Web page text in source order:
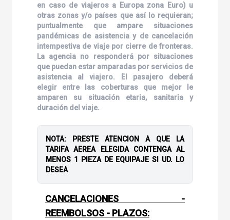
en caso de viajeros a Europa zona Euro) u
otras zonas y/o países que así lo requieran;
puntualmente que ampare situaciones
pandémicas de asistencia y de cancelación
intempestiva de viaje por cierre de fronteras.
La agencia no responderá por situaciones
que puedan estar amparadas por servicios de
asistencia al viajero. El pasajero deberá
elegir entre las coberturas que mejor le
amparen su situación etaria, sanitaria y
duración del viaje.
NOTA: PRESTE ATENCION A QUE LA
TARIFA AEREA ELEGIDA CONTENGA AL
MENOS 1 PIEZA DE EQUIPAJE SI UD. LO
DESEA
CANCELACIONES -
REEMBOLSOS - PLAZOS: